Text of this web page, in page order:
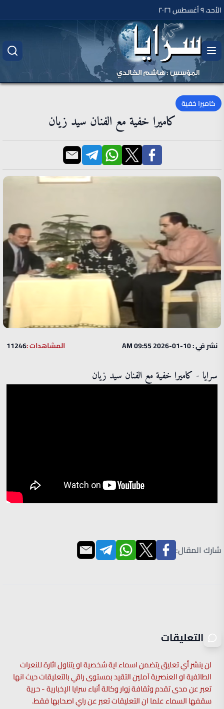
الأحد، ٩ أغسطس ٢٠٢٦
كاميرا خفية
كاميرا خفية مع الفنان سيد زيان
نشر في : 10-01-2026 09:55 AM المشاهدات :11246
سرايا - كاميرا خفية مع الفنان سيد زيان
شارك المقال:
التعليقات
لن ينشر أي تعليق يتضمن اسماء اية شخصية او يتناول اثارة للنعرات
الطائفية او العنصرية آملين التقيد بمستوى راقي بالتعليقات حيث انها
تعبر عن مدى تقدم وثقافة زوار وكالة أنباء سرايا الإخبارية - حرية
سقفها السماء علما ان التعليقات تعبر عن راي اصحابها فقط.